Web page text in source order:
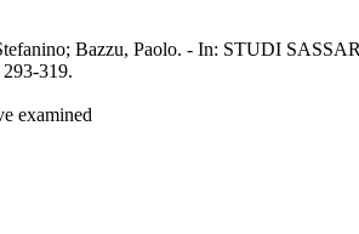
Stefanino; Bazzu, Paolo. - In: STUDI
319.
examined